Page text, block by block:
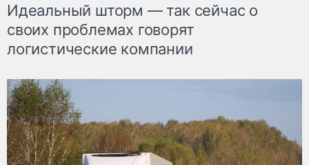
Идеальный шторм — так сейчас о
своих проблемах говорят
логистические компании